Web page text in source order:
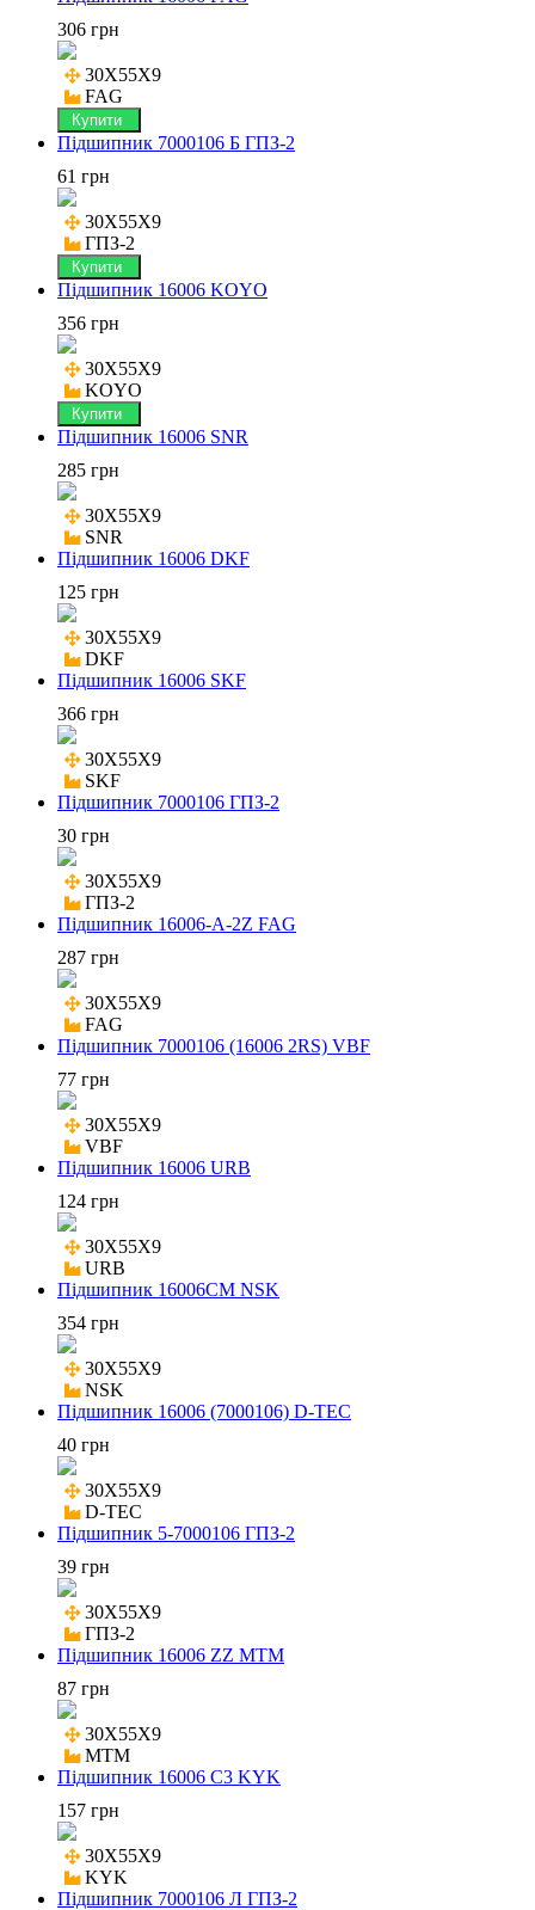
306 грн
30X55X9
FAG
Купити
Підшипник 7000106 Б ГПЗ-2
61 грн
30X55X9
ГПЗ-2
Купити
Підшипник 16006 KOYO
356 грн
30X55X9
KOYO
Купити
Підшипник 16006 SNR
285 грн
30X55X9
SNR
Підшипник 16006 DKF
125 грн
30X55X9
DKF
Підшипник 16006 SKF
366 грн
30X55X9
SKF
Підшипник 7000106 ГПЗ-2
30 грн
30X55X9
ГПЗ-2
Підшипник 16006-A-2Z FAG
287 грн
30X55X9
FAG
Підшипник 7000106 (16006 2RS) VBF
77 грн
30X55X9
VBF
Підшипник 16006 URB
124 грн
30X55X9
URB
Підшипник 16006CM NSK
354 грн
30X55X9
NSK
Підшипник 16006 (7000106) D-TEC
40 грн
30X55X9
D-TEC
Підшипник 5-7000106 ГПЗ-2
39 грн
30X55X9
ГПЗ-2
Підшипник 16006 ZZ MTM
87 грн
30X55X9
MTM
Підшипник 16006 C3 KYK
157 грн
30X55X9
KYK
Підшипник 7000106 Л ГПЗ-2